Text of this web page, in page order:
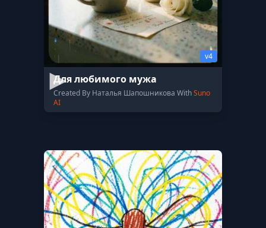
v4
Для любимого мужа
Created By Наталья Шапошникова WithSuno
AI